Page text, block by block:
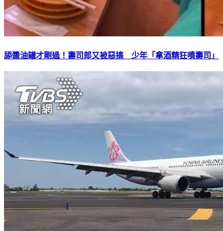
舔醬油罐才剛過！壽司郎又被惡搞 少年「拿酒精狂噴壽司」